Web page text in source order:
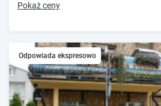
Pokaż ceny
Odpowiada ekspresowo